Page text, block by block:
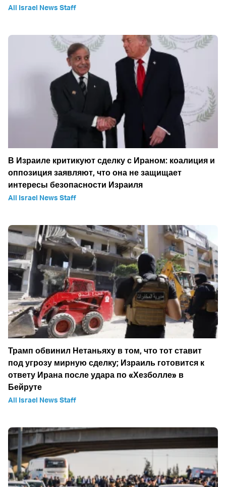
All Israel News Staff
В Израиле критикуют сделку с Ираном: коалиция и
оппозиция заявляют, что она не защищает
интересы безопасности Израиля
All Israel News Staff
Трамп обвинил Нетаньяху в том, что тот ставит
под угрозу мирную сделку; Израиль готовится к
ответу Ирана после удара по «Хезболле» в
Бейруте
All Israel News Staff